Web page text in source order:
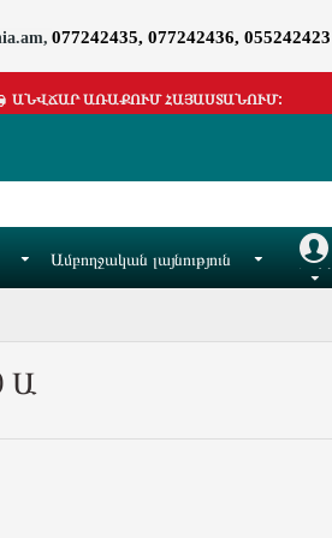
077242435, 077242436, 055242423
ԱՆՎՃԱՐ ԱՌԱՔՈՒՄ ՀԱՅԱՍՏԱՆՈՒՄ:
Ամբողջական լայնություն
Հաշիվ
Ա